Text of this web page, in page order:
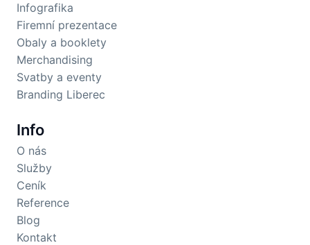
Infografika
Firemní prezentace
Obaly a booklety
Merchandising
Svatby a eventy
Branding Liberec
Info
O nás
Služby
Ceník
Reference
Blog
Kontakt